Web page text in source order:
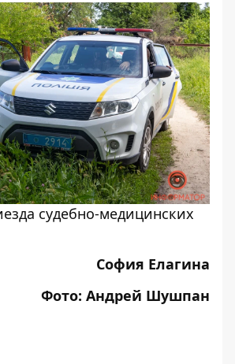
судебно-медицинских
София Елагина
Фото: Андрей Шушпан